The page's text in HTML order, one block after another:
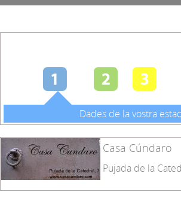
Dades de la vostra
Casa Cúndaro
Pujada de la